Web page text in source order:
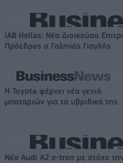
IAB Hellas: Νέα Διοικούσα
Πρόεδρος ο Γαληνός Γιαγλής
Η Toyota φέρνει νέα γενιά
μπαταριών για τα υβριδικά της
Νέο Audi A2 e-tron με στόχο